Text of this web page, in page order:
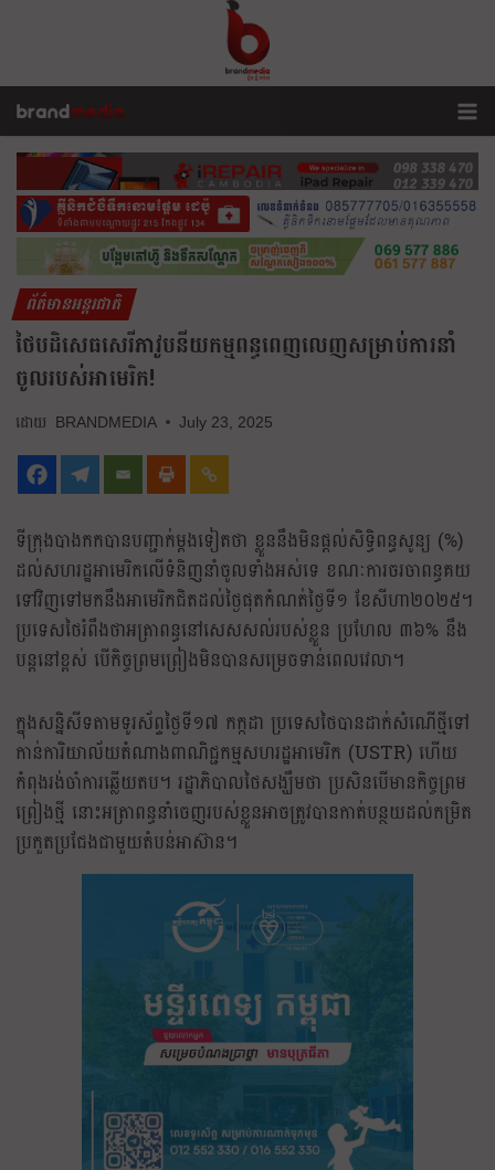
ព័ត៌មានអន្តរជាតិ
ថៃ​បដិសេធ​សេរីភាវូបនីយកម្ម​ពន្ធ​ពេញ​លេញ​សម្រាប់​ការ​នាំ​
ចូល​របស់​អាមេរិក!
BRANDMEDIA July 23, 2025
ទីក្រុងបាងកក​បាន​បញ្ជាក់​ម្តង​ទៀត​ថា ខ្លួន​នឹង​មិន​ផ្តល់​សិទ្ធិ​ពន្ធ​សូន្យ (%)
ដល់​សហរដ្ឋ​អាមេរិក​លើ​ទំនិញ​នាំចូល​ទាំងអស់​ទេ ខណៈ​ការចរចា​ពន្ធ​គយ​
ទៅ​វិញទៅ​មក​នឹង​អាមេរិក​ជិត​ដល់​ថ្ងៃ​ផុត​កំណត់​ថ្ងៃទី១ ខែសីហា២០២៥។
ប្រទេសថៃ​រំពឹងថា​អត្រាពន្ធ​នៅសេសសល់​របស់ខ្លួន ប្រហែល ៣៦% នឹង​
បន្ត​នៅ​ខ្ពស់ បើកិច្ចព្រមព្រៀង​មិន​បានសម្រេច​ទាន់ពេលវេលា។
ក្នុងសន្និសីទតាមទូរស័ព្ទថ្ងៃទី១៧ កក្កដា ប្រទេសថៃបានដាក់សំណើថ្មីទៅ
កាន់ការិយាល័យតំណាងពាណិជ្ជកម្មសហរដ្ឋអាមេរិក (USTR) ហើយ
កំពុងរង់ចាំការឆ្លើយតប។ រដ្ឋាភិបាលថៃសង្ឃឹមថា ប្រសិនបើមានកិច្ចព្រម
ព្រៀងថ្មី នោះអត្រាពន្ធនាំចេញរបស់ខ្លួនអាចត្រូវបានកាត់បន្ថយដល់កម្រិត
ប្រកួតប្រជែងជាមួយតំបន់អាស៊ាន។